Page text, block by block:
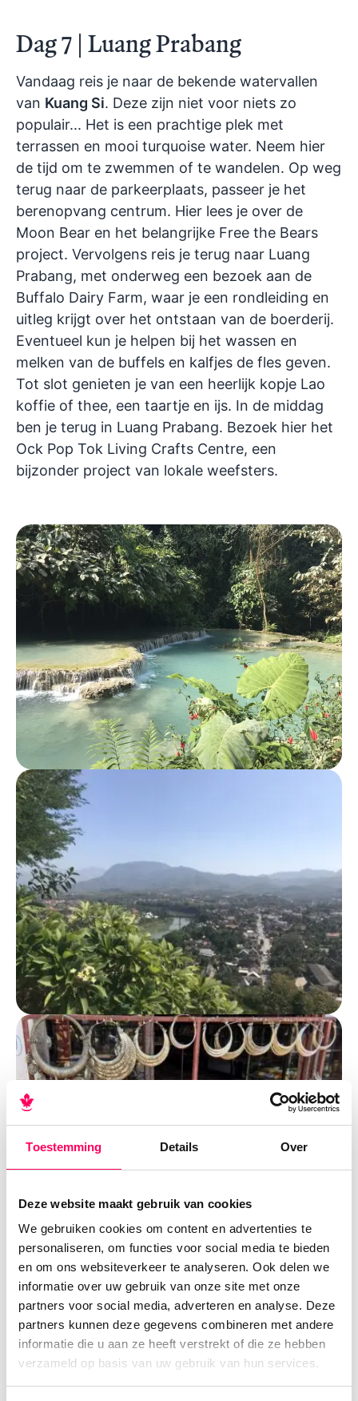
Toestemming Details Over
Deze website maakt gebruik van cookies
We gebruiken cookies om content en advertenties te
personaliseren, om functies voor social media te bieden
en om ons websiteverkeer te analyseren. Ook delen we
informatie over uw gebruik van onze site met onze
partners voor social media, adverteren en analyse. Deze
partners kunnen deze gegevens combineren met andere
informatie die u aan ze heeft verstrekt of die ze hebben
verzameld op basis van uw gebruik van hun services.
Dag 7 | Luang Prabang
Vandaag reis je naar de bekende watervallen
van Kuang Si. Deze zijn niet voor niets zo
populair... Het is een prachtige plek met
terrassen en mooi turquoise water. Neem hier
de tijd om te zwemmen of te wandelen. Op weg
terug naar de parkeerplaats, passeer je het
berenopvang centrum. Hier lees je over de
Moon Bear en het belangrijke Free the Bears
project. Vervolgens reis je terug naar Luang
Prabang, met onderweg een bezoek aan de
Buffalo Dairy Farm, waar je een rondleiding en
uitleg krijgt over het ontstaan van de boerderij.
Eventueel kun je helpen bij het wassen en
melken van de buffels en kalfjes de fles geven.
Tot slot genieten je van een heerlijk kopje Lao
koffie of thee, een taartje en ijs. In de middag
ben je terug in Luang Prabang. Bezoek hier het
Ock Pop Tok Living Crafts Centre, een
bijzonder project van lokale weefsters.
Dag 8 | Luang Prabang –
Paksong
Vroeg in de ochtend volgt de transfer naar de
luchthaven vanLuang Prabang. Je vliegt